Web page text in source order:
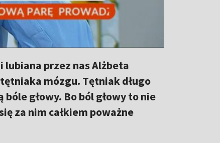
lubiana przez nas Alżbeta
mózgu. Tętniak długo
głowy. Bo ból głowy to nie
za nim całkiem poważne